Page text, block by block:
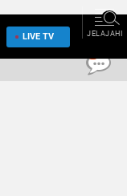
LIVE TV JELAJAHI